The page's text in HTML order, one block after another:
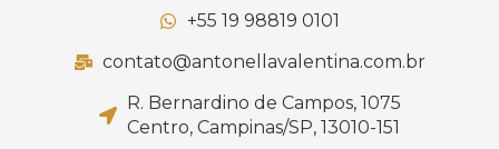
+55 19 98819 0101
contato@antonellavalentina.com.br
R. Bernardino de Campos, 1075
Centro, Campinas/SP, 13010-151